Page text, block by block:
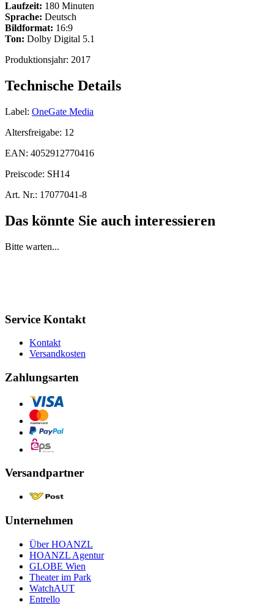
Laufzeit: 180 Minuten
Sprache: Deutsch
Bildformat: 16:9
Ton: Dolby Digital 5.1
Produktionsjahr: 2017
Technische Details
Label: OneGate Media
Altersfreigabe: 12
EAN: 4052912770416
Preiscode: SH14
Art. Nr.: 17077041-8
Das könnte Sie auch interessieren
Bitte warten...
Service Kontakt
Kontakt
Versandkosten
Zahlungsarten
Versandpartner
Unternehmen
Über HOANZL
HOANZL Agentur
GLOBE Wien
Theater im Park
WatchAUT
Entrello